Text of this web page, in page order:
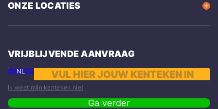
ONZE LOCATIES
VRIJBLIJVENDE AANVRAAG
NL
Ik weet mijn kenteken niet
Ga verder